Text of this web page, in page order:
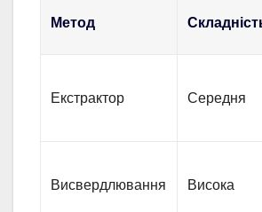
Метод
Екстрактор Середня
Висвердлювання Висока